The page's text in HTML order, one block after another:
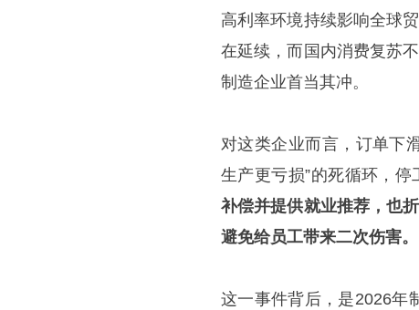
高利率环境持续影响全球
在延续，而国内消费复苏
制造企业首当其冲。
对这类企业而言，订单下
生产更亏损”的死循环，
补偿并提供就业推荐，也
避免给员工带来二次伤害。
这一事件背后，是2026年